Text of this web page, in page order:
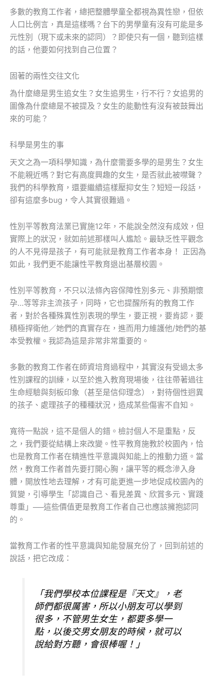
多數的教育工作者，總把整體學童全都視為異性戀，但依
人口比例言，真是這樣嗎？台下的男學童有沒有可能是多
元性別（現下或未來的認同）？即使只有一個，聽到這樣
的話，他要如何找到自己位置？
固著的兩性交往文化
為什麼總是男生追女生？女生追男生，行不行？女追男的
圖像為什麼總是不被提及？女生的能動性有沒有被鼓舞出
來的可能？
科學是男生的事
天文之為一項科學知識，為什麼需要多學的是男生？女生
不能親近嗎？對它有高度興趣的女生，是否就此被噤聲？
我們的科學教育，還要繼續這樣壓抑女生？短短一段話，
卻有這麼多bug，令人其實很難過。
性別平等教育法業已實施12年，不能說全然沒有成效，但
實際上的狀況，就如前述那樣叫人尷尬。最缺乏性平觀念
的人不見得是孩子，有可能就是教育工作者本身！ 正因為
如此，我們更不能讓性平教育退出基層校園。
性別平等教育，不只以法條內容保障性別多元、非預期懷
孕…等等非主流孩子，同時，它也提醒所有的教育工作
者，對於各種殊異性別表現的學生，要正視，要肯認，要
積極捍衛他／她們的真實存在，進而用力維護他/她們的基
本受教權。我認為這是非常非常重要的。
多數的教育工作者在師資培育過程中，其實沒有受過太多
性別課程的訓練，以至於進入教育現場後，往往帶著過往
生命經驗與刻板印象（甚至是信仰理念），對待個性迥異
的孩子、處理孩子的種種狀況，造成某些傷害不自知。
寬待一點說，這不是個人的錯。檢討個人不是重點，反
之，我們要從結構上來改變。性平教育施教於校園內，恰
也是教育工作者在精進性平意識與知能上的推動力道。當
然，教育工作者首先要打開心胸，讓平等的概念滲入身
體，開放性地去理解，才有可能更進一步地促成校園內的
質變，引導學生「認識自己、看見差異、欣賞多元、實踐
尊重」──這些價值更是教育工作者自己也應該擁抱認同
的。
當教育工作者的性平意識與知能發展充份了，回到前述的
說話，把它改成：
「我們學校本位課程是『天文』，老
師們都很厲害，所以小朋友可以學到
很多，不管男生女生，都要多學一
點，以後交男女朋友的時候，就可以
說給對方聽，會很棒喔！」